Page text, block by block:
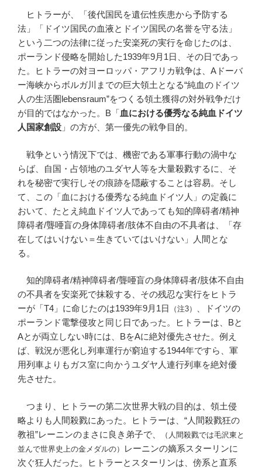
ヒトラーが、「後代国民を遺伝性疾患から予防する
法」「ドイツ国民の血液とドイツ国民の名誉を守る法」
という二つの法律に従った安楽死の実行を命じたのは、
ポーランド侵略を開始した1939年9月1日、その日であっ
た。ヒトラーの対ヨーロッパ・アフリカ戦争は、Aドーバ
ー海峡からボルガ川までの巨大領土となる“純血のドイツ
人の生活圏lebensraum”をつくる領土獲得の対外戦争だけ
が目的ではなかった。B「血における優秀なる純血ドイツ
人国家創設 」の方が、第一優先の戦争目的。
戦争という情況下では、機密である軍事行動の渦中な
らば、自国・占領地のユダヤ人等を大量殺戮するに、そ
れを秘密で実行しその痕跡を隠蔽することは容易。そし
て、この「血における優秀なる純血ドイツ人」の定義に
おいて、たとえ純血ドイツ人であっても知的障碍者/精神
障碍者/聾唖盲の身体障碍者/肢体不自由の不具者は、「存
在してはいけない＝生きていてはいけない」人間とな
る。
知的障碍者/精神障碍者/聾唖盲の身体障碍者/肢体不自由
の不具者を安楽死で抹殺する、その残忍な実行をヒトラ
ーが「T4」に命じたのは1939年9月1日
（注3）
、ドイツの
ポーランド電撃侵攻と同じ日であった。ヒトラーは、Bと
Aとが両立しない時には、BをAに絶対優先させた。例え
ば、戦況が悪化し列車運行が窮迫する1944年ですら、軍
用列車よりもガス室に向かうユダヤ人連行列車を絶対優
先させた。
つまり、ヒトラーの第二次世界大戦の目的は、領土侵
略よりも人間殺戮にあった。ヒトラーは、“人間殺戮狂の
教祖”レーニンのまさに良き弟子で、
（人間殺戮では毛沢東と
並んで世界史上の金メダルの）
レーニンの嫡系スターリンに
次ぐ狂人だった。ヒトラーとスターリンは、傍系と直系